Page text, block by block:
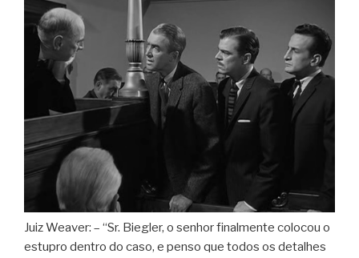
Juiz Weaver: – “Sr. Biegler, o senhor finalmente colocou o
estupro dentro do caso, e penso que todos os detalhes